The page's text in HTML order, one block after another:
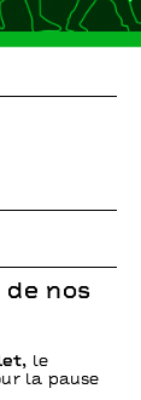
nos
, le
la pause